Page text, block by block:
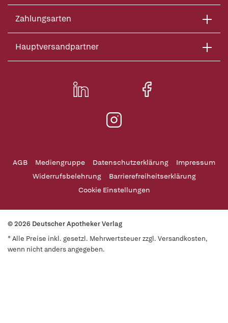
Zahlungsarten
Hauptversandpartner
AGB Mediengruppe Datenschutzerklärung
Impressum
Widerrufsbelehrung
Barrierefreiheitserklärung
Cookie Einstellungen
© 2026 Deutscher Apotheker Verlag
* Alle Preise inkl. gesetzl. Mehrwertsteuer zzgl. Versandkosten,
wenn nicht anders angegeben.